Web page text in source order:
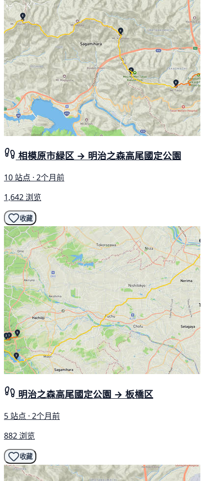
相模原市緑区 → 明治之森高尾國定公園
10 站点 · 2个月前
1,642 浏览
收藏
明治之森高尾國定公園 → 板橋区
5 站点 · 2个月前
882 浏览
收藏